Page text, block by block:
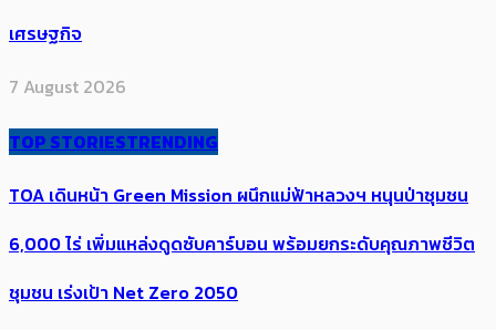
เศรษฐกิจ
7 August 2026
TOP STORIESTRENDING
TOA เดินหน้า Green Mission ผนึกแม่ฟ้าหลวงฯ หนุนป่าชุมชน
6,000 ไร่ เพิ่ม​แหล่งดูดซับคาร์บอน พร้อมยกระดับคุณภาพชีวิต
ชุมชน เร่งเป้า​ Net Zero 2050